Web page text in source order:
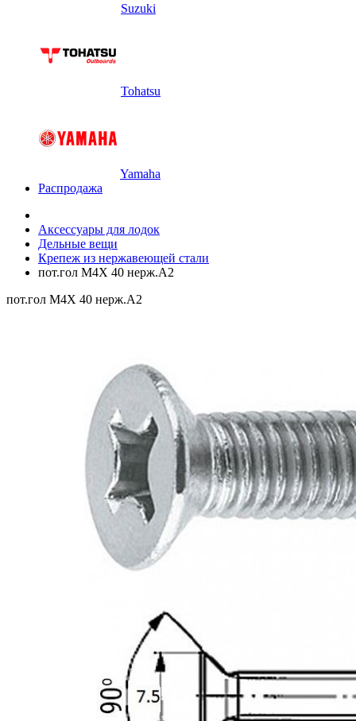
Suzuki
Tohatsu
Yamaha
Распродажа
Аксессуары для лодок
Дельные вещи
Крепеж из нержавеющей стали
пот.гол M4X 40 нерж.A2
пот.гол M4X 40 нерж.A2